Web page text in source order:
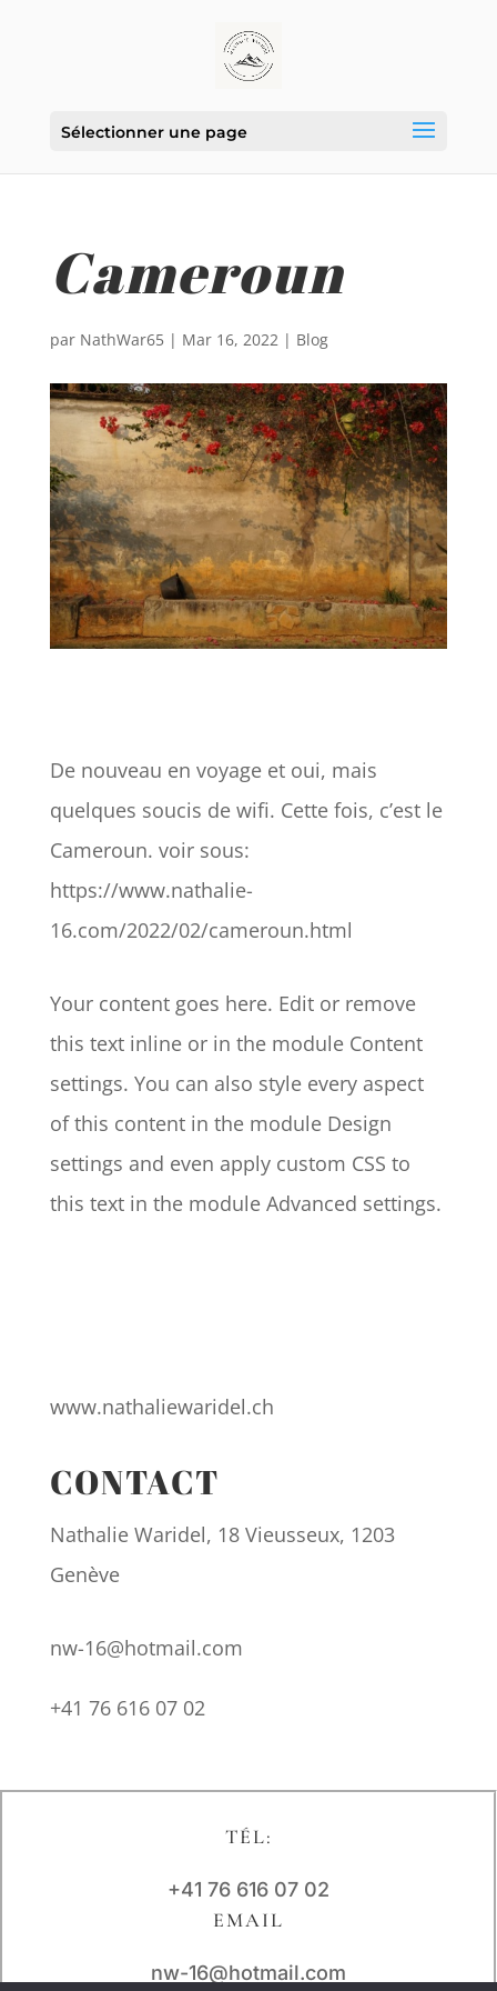
Sélectionner une page
Cameroun
par NathWar65| Mar 16, 2022| Blog
De nouveau en voyage et oui, mais
quelques soucis de wifi. Cette fois, c’est le
Cameroun. voir sous:
https://www.nathalie-
16.com/2022/02/cameroun.html
Your content goes here. Edit or remove
this text inline or in the module Content
settings. You can also style every aspect
of this content in the module Design
settings and even apply custom CSS to
this text in the module Advanced settings.
www.nathaliewaridel.ch
CONTACT
Nathalie Waridel, 18 Vieusseux, 1203
Genève
nw-16@hotmail.com
+41 76 616 07 02
TÉL:
+41 76 616 07 02
EMAIL
nw-16@hotmail.com